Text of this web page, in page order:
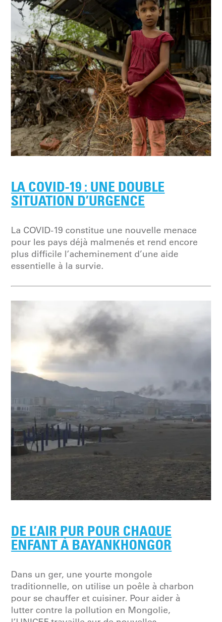
LA COVID-19 : UNE DOUBLE
SITUATION D’URGENCE
La COVID-19 constitue une nouvelle menace
pour les pays déjà malmenés et rend encore
plus difficile l’acheminement d’une aide
essentielle à la survie.
DE L’AIR PUR POUR CHAQUE
ENFANT À BAYANKHONGOR
Dans un ger, une yourte mongole
traditionnelle, on utilise un poêle à charbon
pour se chauffer et cuisiner. Pour aider à
lutter contre la pollution en Mongolie,